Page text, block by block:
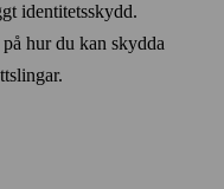
identitets­skydd.
hur du kan skydda